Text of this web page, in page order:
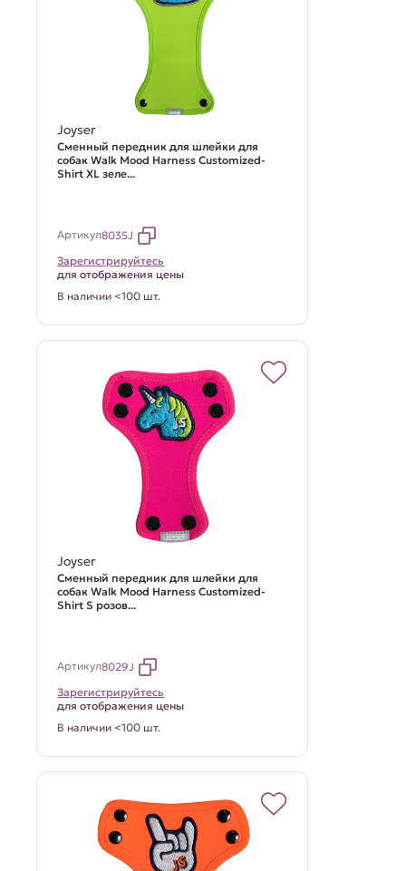
Joyser
Сменный передник для шлейки для
собак Walk Mood Harness Customized-
Shirt XL зеле...
Артикул8035J
Зарегистрируйтесь
для отображения цены
В наличии <100 шт.
Joyser
Сменный передник для шлейки для
собак Walk Mood Harness Customized-
Shirt S розов...
Артикул8029J
Зарегистрируйтесь
для отображения цены
В наличии <100 шт.